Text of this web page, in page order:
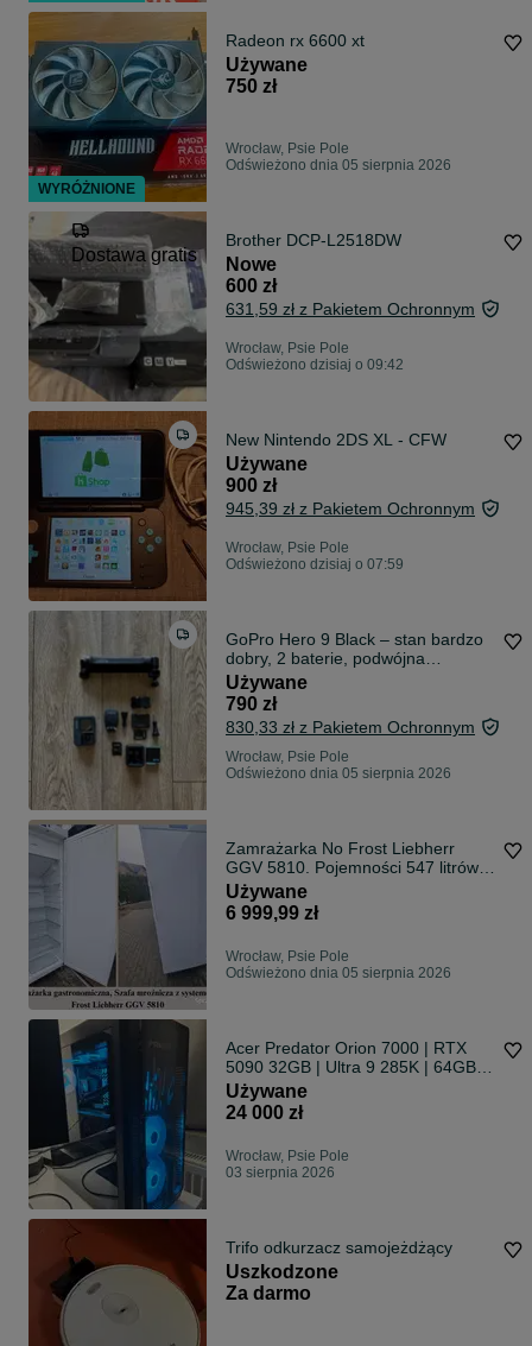
Radeon rx 6600 xt
Używane
750 zł
Wrocław, Psie Pole
Odświeżono dnia 05 sierpnia 2026
Dostawa gratis
Brother DCP-L2518DW
Nowe
600 zł
631,59 zł z Pakietem Ochronnym
Wrocław, Psie Pole
Odświeżono dzisiaj o 09:42
New Nintendo 2DS XL - CFW
Używane
900 zł
945,39 zł z Pakietem Ochronnym
Wrocław, Psie Pole
Odświeżono dzisiaj o 07:59
GoPro Hero 9 Black – stan bardzo
dobry, 2 baterie, podwójna
ładowarka, opaska na głowę, kijek
3-Way, etui
Używane
790 zł
830,33 zł z Pakietem Ochronnym
Wrocław, Psie Pole
Odświeżono dnia 05 sierpnia 2026
Zamrażarka No Frost Liebherr
GGV 5810. Pojemności 547 litrów.
Zakresem temperatury -14°C do
-28°C. Jak nowa
Używane
6 999,99 zł
Wrocław, Psie Pole
Odświeżono dnia 05 sierpnia 2026
Acer Predator Orion 7000 | RTX
5090 32GB | Ultra 9 285K | 64GB |
GWARANCJA do 11.2027
Używane
24 000 zł
Wrocław, Psie Pole
03 sierpnia 2026
Trifo odkurzacz samojeżdżący
Uszkodzone
Za darmo
WYRÓŻNIONE